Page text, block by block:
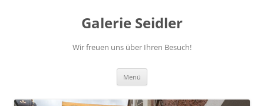
Galerie Seidler
Wir freuen uns über Ihren Besuch!
Menü